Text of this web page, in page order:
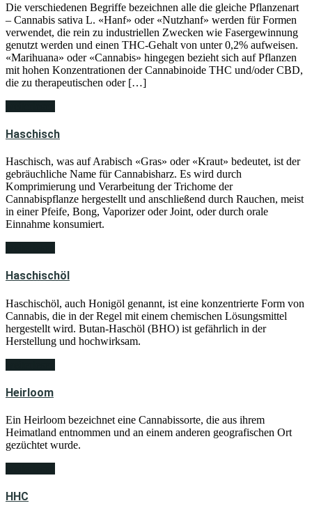
Die verschiedenen Begriffe bezeichnen alle die gleiche Pflanzenart
– Cannabis sativa L. «Hanf» oder «Nutzhanf» werden für Formen
verwendet, die rein zu industriellen Zwecken wie Fasergewinnung
genutzt werden und einen THC-Gehalt von unter 0,2% aufweisen.
«Marihuana» oder «Cannabis» hingegen bezieht sich auf Pflanzen
mit hohen Konzentrationen der Cannabinoide THC und/oder CBD,
die zu therapeutischen oder […]
Haschisch
Haschisch, was auf Arabisch «Gras» oder «Kraut» bedeutet, ist der
gebräuchliche Name für Cannabisharz. Es wird durch
Komprimierung und Verarbeitung der Trichome der
Cannabispflanze hergestellt und anschließend durch Rauchen, meist
in einer Pfeife, Bong, Vaporizer oder Joint, oder durch orale
Einnahme konsumiert.
Haschischöl
Haschischöl, auch Honigöl genannt, ist eine konzentrierte Form von
Cannabis, die in der Regel mit einem chemischen Lösungsmittel
hergestellt wird. Butan-Haschöl (BHO) ist gefährlich in der
Herstellung und hochwirksam.
Heirloom
Ein Heirloom bezeichnet eine Cannabissorte, die aus ihrem
Heimatland entnommen und an einem anderen geografischen Ort
gezüchtet wurde.
HHC